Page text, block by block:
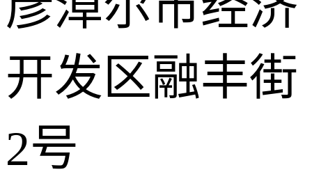
开发区融丰街
2号